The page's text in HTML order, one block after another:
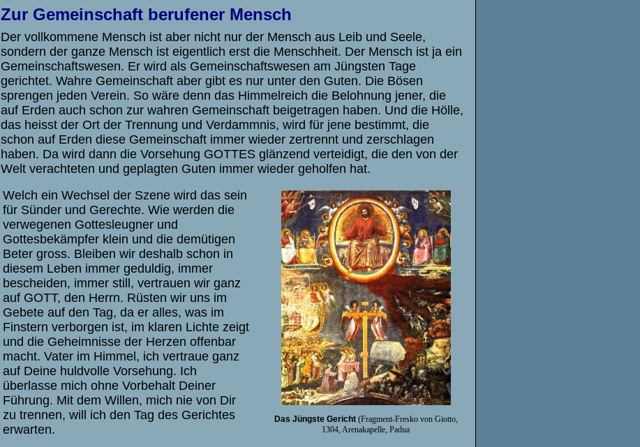
Zur Gemeinschaft berufener Mensch
Der vollkommene Mensch ist aber nicht nur der Mensch aus Leib und Seele,
sondern der ganze Mensch ist eigentlich erst die Menschheit. Der Mensch ist ja ein
Gemeinschaftswesen. Er wird als Gemeinschaftswesen am Jüngsten Tage
gerichtet. Wahre Gemeinschaft aber gibt es nur unter den Guten. Die Bösen
sprengen jeden Verein. So wäre denn das Himmelreich die Belohnung jener, die
auf Erden auch schon zur wahren Gemeinschaft beigetragen haben. Und die Hölle,
das heisst der Ort der Trennung und Verdammnis, wird für jene bestimmt, die
schon auf Erden diese Gemeinschaft immer wieder zertrennt und zerschlagen
haben. Da wird dann die Vorsehung GOTTES glänzend verteidigt, die den von der
Welt verachteten und geplagten Guten immer wieder geholfen hat.
Welch ein Wechsel der Szene wird das sein
für Sünder und Gerechte. Wie werden die
verwegenen Gottesleugner und
Gottesbekämpfer klein und die demütigen
Beter gross. Bleiben wir deshalb schon in
diesem Leben immer geduldig, immer
bescheiden, immer still, vertrauen wir ganz
auf GOTT, den Herrn. Rüsten wir uns im
Gebete auf den Tag, da er alles, was im
Finstern verborgen ist, im klaren Lichte zeigt
und die Geheimnisse der Herzen offenbar
macht. Vater im Himmel, ich vertraue ganz
auf Deine huldvolle Vorsehung. Ich
überlasse mich ohne Vorbehalt Deiner
Führung. Mit dem Willen, mich nie von Dir
zu trennen, will ich den Tag des Gerichtes
erwarten.
Das Jüngste Gericht (Fragment-Fresko von Giotto,
1304, Arenakapelle, Padua